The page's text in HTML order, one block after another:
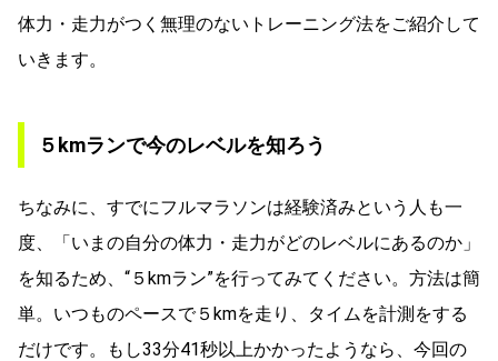
体力・走力がつく無理のないトレーニング法をご紹介して
いきます。
５kmランで今のレベルを知ろう
ちなみに、すでにフルマラソンは経験済みという人も一
度、「いまの自分の体力・走力がどのレベルにあるのか」
を知るため、“５kmラン”を行ってみてください。方法は簡
単。いつものペースで５kmを走り、タイムを計測をする
だけです。もし33分41秒以上かかったようなら、今回の